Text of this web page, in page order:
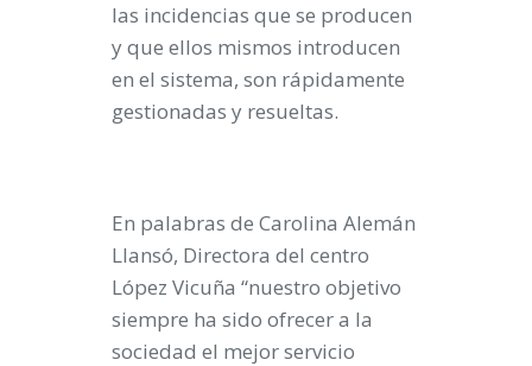
las incidencias que se producen
y que ellos mismos introducen
en el sistema, son rápidamente
gestionadas y resueltas.
En palabras de Carolina Alemán
Llansó, Directora del centro
López Vicuña “nuestro objetivo
siempre ha sido ofrecer a la
sociedad el mejor servicio